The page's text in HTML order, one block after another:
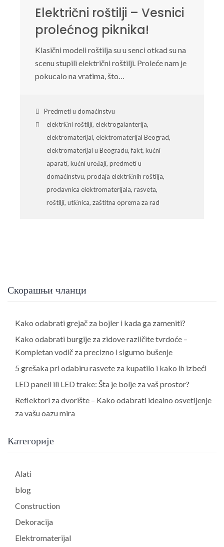
Električni roštilji – Vesnici
prolećnog piknika!
Klasični modeli roštilja su u senci otkad su na
scenu stupili električni roštilji. Proleće nam je
pokucalo na vratima, što…
Predmeti u domaćinstvu
električni roštilji, elektrogalanterija,
elektromaterijal, elektromaterijal Beograd,
elektromaterijal u Beogradu,fakt, kućni
aparati, kućni uređaji, predmeti u
domaćinstvu, prodaja električnih roštilja,
prodavnica elektromaterijala, rasveta,
roštilji, utičnica, zaštitna oprema za rad
Скорашњи чланци
Kako odabrati grejač za bojler i kada ga zameniti?
Kako odabrati burgije za zidove različite tvrdoće –
Kompletan vodič za precizno i sigurno bušenje
5 grešaka pri odabiru rasvete za kupatilo i kako ih izbeći
LED paneli ili LED trake: Šta je bolje za vaš prostor?
Reflektori za dvorište – Kako odabrati idealno osvetljenje
za vašu oazu mira
Категорије
Alati
blog
Construction
Dekoracija
Elektromaterijal